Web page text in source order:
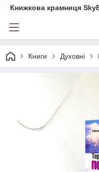
Книжкова крамниця
Книги Духовні